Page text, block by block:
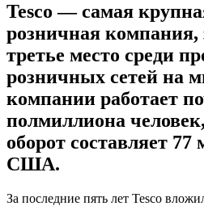
Tesco — самая
розничная
третье место среди
розничных сетей на
компании работает
полмиллиона
оборот составляет 77
США.
За последние пять лет Tesco